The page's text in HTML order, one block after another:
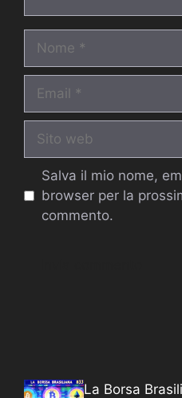
Salva il mio nome,
browser per la
commento.
La Borsa